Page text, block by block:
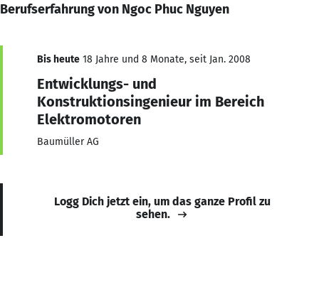
Berufserfahrung von Ngoc Phuc Nguyen
Bis heute 18 Jahre und 8 Monate, seit Jan. 2008
Entwicklungs- und
Konstruktionsingenieur im Bereich
Elektromotoren
Baumüller AG
Logg Dich jetzt ein, um das ganze Profil zu
sehen.